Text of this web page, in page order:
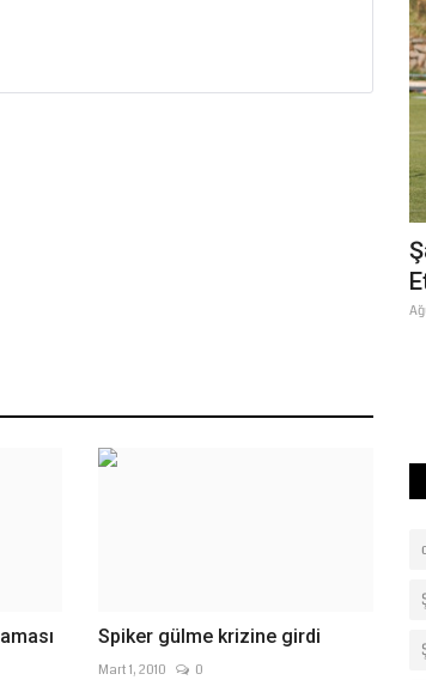
Spiker gülme krizine girdi
Mart 1, 2010 0